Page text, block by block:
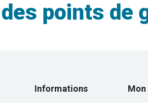
points de
Informations Mon